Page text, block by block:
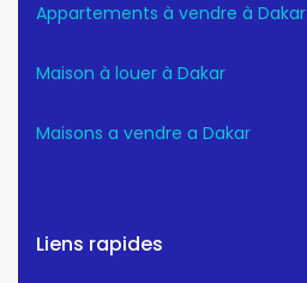
Appartements à vendre à Dakar
Maison à louer à Dakar
Maisons a vendre a Dakar
Liens rapides